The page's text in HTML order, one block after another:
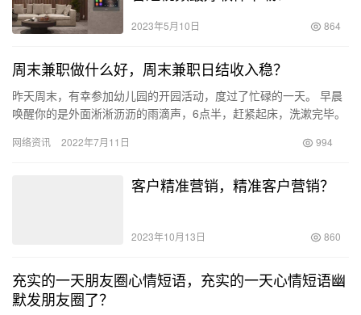
2023年5月10日 864
周末兼职做什么好，周末兼职日结收入稳？
昨天周末，有幸参加幼儿园的开园活动，度过了忙碌的一天。 早晨
唤醒你的是外面淅淅沥沥的雨滴声，6点半，赶紧起床，洗漱完毕。
会…
网络资讯 2022年7月11日 994
客户精准营销，精准客户营销？
2023年10月13日 860
充实的一天朋友圈心情短语，充实的一天心情短语幽
默发朋友圈了？